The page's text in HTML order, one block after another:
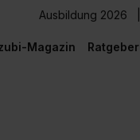
Ausbildung 2026
Magazin Ratgeber